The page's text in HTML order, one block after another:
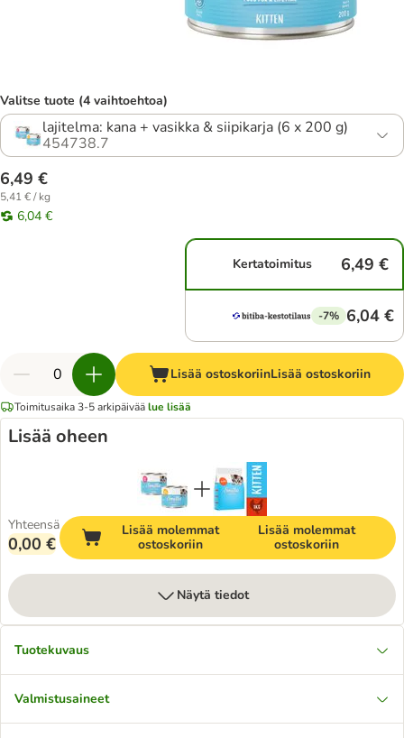
Valitse tuote (4 vaihtoehtoa)
lajitelma: kana + vasikka & siipikarja (6 x 200 g)
454738.7
6,49 €
5,41 € / kg
6,04 €
Kertatoimitus 6,49 €
-7% 6,04 €
Lisää ostoskoriinLisää ostoskoriin
Toimitusaika 3-5 arkipäiväälue lisää
Lisää oheen
Yhteensä
0,00 €
Lisää molemmat
ostoskoriin
Lisää molemmat
ostoskoriin
Näytä tiedot
Tuotekuvaus
Valmistusaineet